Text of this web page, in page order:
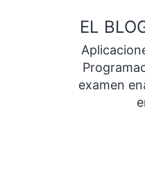
contenido
EL
examen